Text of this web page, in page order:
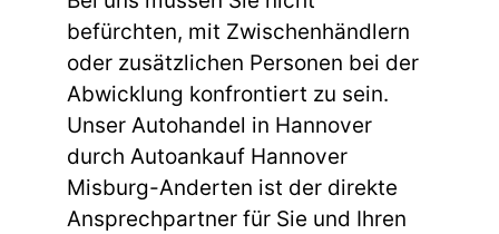
befürchten, mit Zwischenhändlern
oder zusätzlichen Personen bei der
Abwicklung konfrontiert zu sein.
Unser Autohandel in Hannover
durch Autoankauf Hannover
Misburg-Anderten ist der direkte
Ansprechpartner für Sie und Ihren